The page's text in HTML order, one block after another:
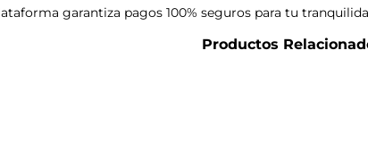
garantiza pagos 100% seguros para tu
Productos